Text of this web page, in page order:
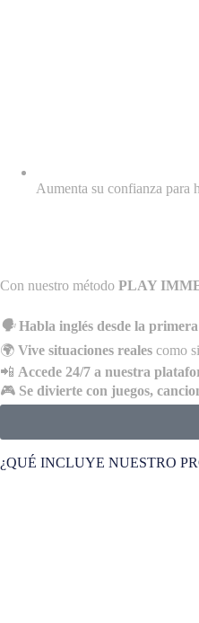
Aumenta su confianza para
Con nuestro método PLAY
🗣️ Habla inglés desde la primera
🌍 Vive situaciones reales como
📲 Accede 24/7 a nuestra
🎮 Se divierte con juegos,
¿QUÉ INCLUYE NUESTRO